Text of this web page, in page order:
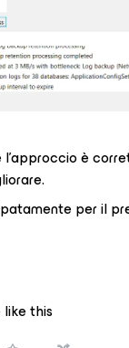
è
per il
this